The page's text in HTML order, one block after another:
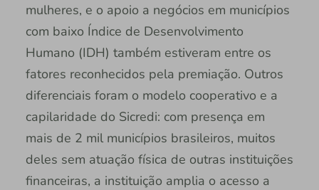
mulheres, e o apoio a negócios em municípios
com baixo Índice de Desenvolvimento
Humano (IDH) também estiveram entre os
fatores reconhecidos pela premiação. Outros
diferenciais foram o modelo cooperativo e a
capilaridade do Sicredi: com presença em
mais de 2 mil municípios brasileiros, muitos
deles sem atuação física de outras instituições
financeiras, a instituição amplia o acesso a